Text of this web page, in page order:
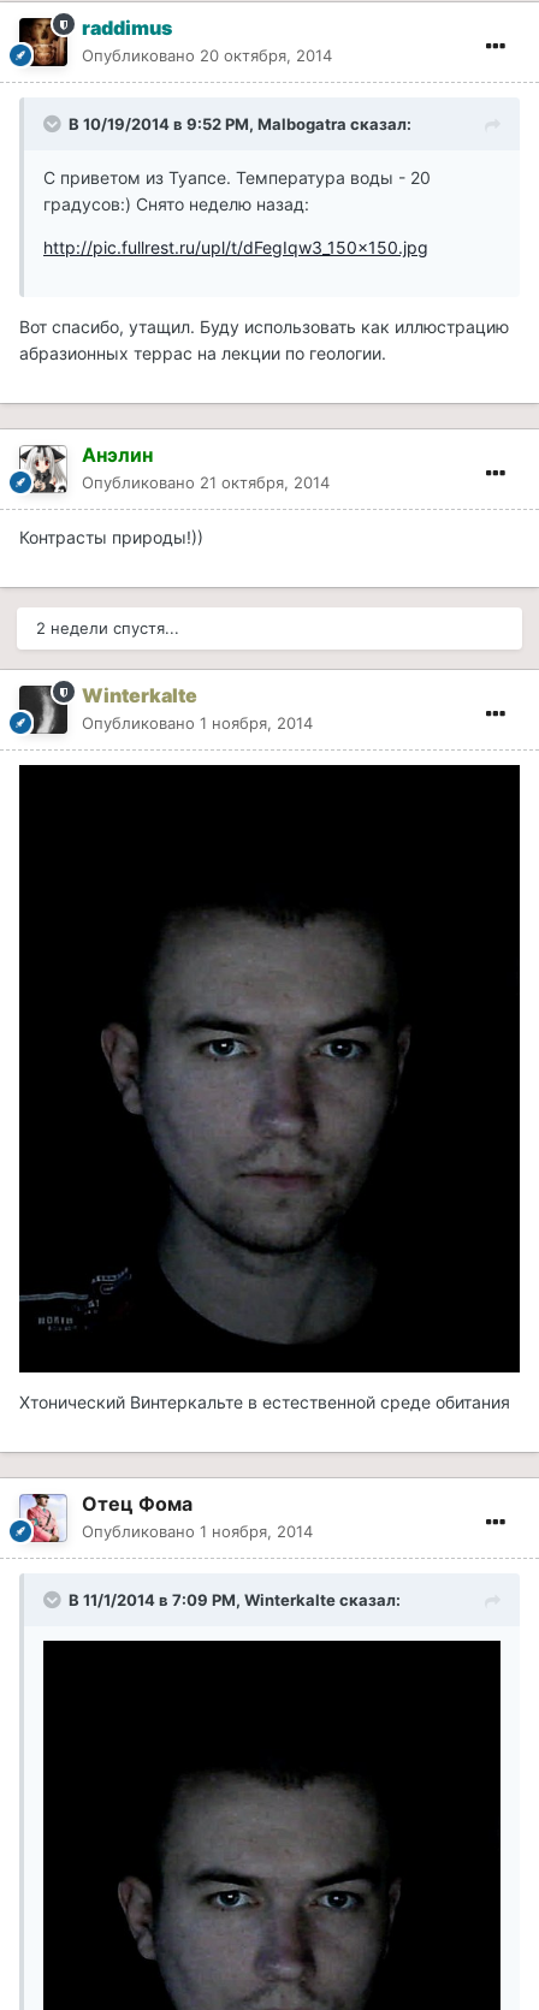
raddimus
Опубликовано 20 октября, 2014
В 10/19/2014 в 9:52 PM, Malbogatra сказал:
С приветом из Туапсе. Температура воды - 20
градусов:) Снято неделю назад:
http://pic.fullrest.ru/upl/t/dFegIqw3_150x150.jpg
Вот спасибо, утащил. Буду использовать как иллюстрацию
абразионных террас на лекции по геологии.
Анэлин
Опубликовано 21 октября, 2014
Контрасты природы!))
2 недели спустя...
Winterkalte
Опубликовано 1 ноября, 2014
Хтонический Винтеркальте в естественной среде обитания
Отец Фома
Опубликовано 1 ноября, 2014
В 11/1/2014 в 7:09 PM, Winterkalte сказал: